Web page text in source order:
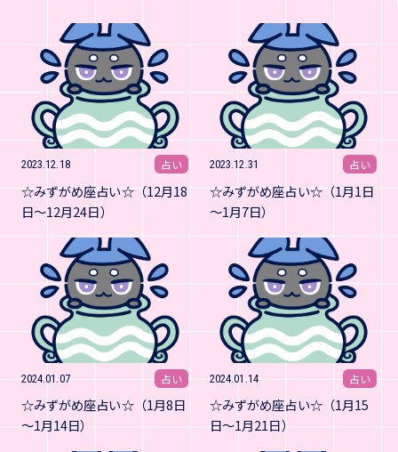
2023.12.18 占い
☆みずがめ座占い☆（12月18
日～12月24日）
2023.12.31 占い
☆みずがめ座占い☆（1月1日
～1月7日）
2024.01.07 占い
☆みずがめ座占い☆（1月8日
～1月14日）
2024.01.14 占い
☆みずがめ座占い☆（1月15
日～1月21日）